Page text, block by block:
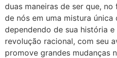
duas maneiras de ser que,
de nós em uma mistura única
dependendo de sua história e
revolução racional, com seu
promove grandes mudanças